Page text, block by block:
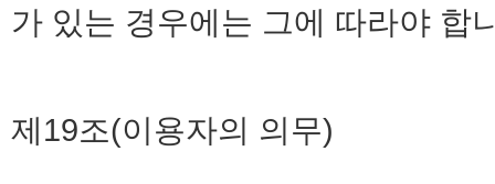
가 있는 경우에는 그에 따라야 합
제19조(이용자의 의무)